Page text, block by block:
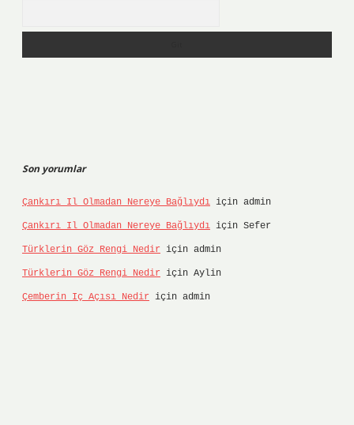
Son yorumlar
Çankırı Il Olmadan Nereye Bağlıydı için admin
Çankırı Il Olmadan Nereye Bağlıydı için Sefer
Türklerin Göz Rengi Nedir için admin
Türklerin Göz Rengi Nedir için Aylin
Çemberin Iç Açısı Nedir için admin